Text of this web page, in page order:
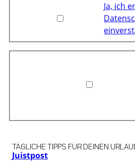
Ja, ich
Juistpost
TÄGLICHE TIPPS FÜR DEINEN